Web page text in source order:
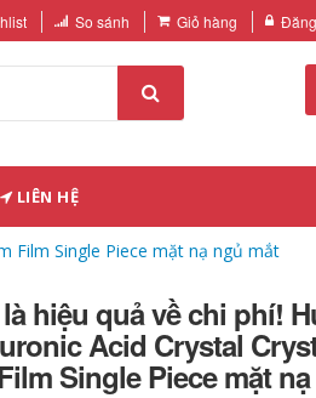
So sánh Giỏ hàng
LIÊN HỆ
Film Single Piece mặt nạ ngủ mắt
hiệu quả về chi phí!
Acid Crystal
Single Piece mặt